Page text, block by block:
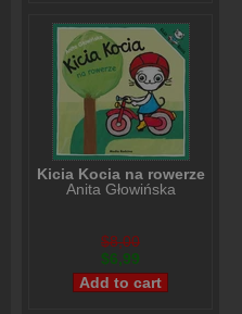
Kicia Kocia na rowerze
Anita Głowińska
$8,00
$6,99